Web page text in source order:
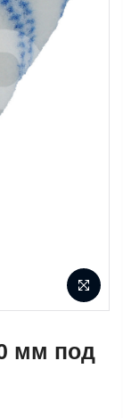
мм под